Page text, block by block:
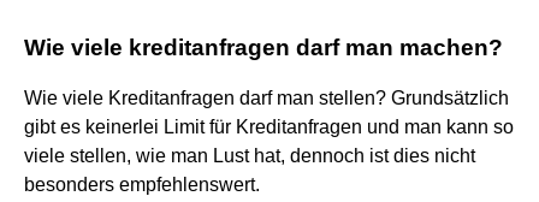
Wie viele kreditanfragen darf man machen?
Wie viele Kreditanfragen darf man stellen? Grundsätzlich
gibt es keinerlei Limit für Kreditanfragen und man kann so
viele stellen, wie man Lust hat, dennoch ist dies nicht
besonders empfehlenswert.